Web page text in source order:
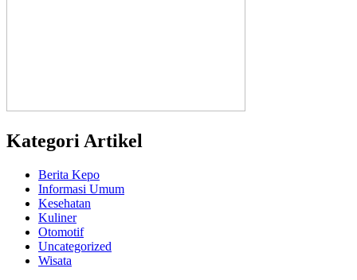
Kategori Artikel
Berita Kepo
Informasi Umum
Kesehatan
Kuliner
Otomotif
Uncategorized
Wisata